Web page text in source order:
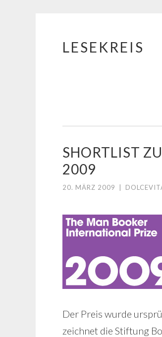
Springe
LESEKREIS
SHORTLIST
2009
20. MÄRZ 2009
Der Preis wurde
zeichnet die Stiftung